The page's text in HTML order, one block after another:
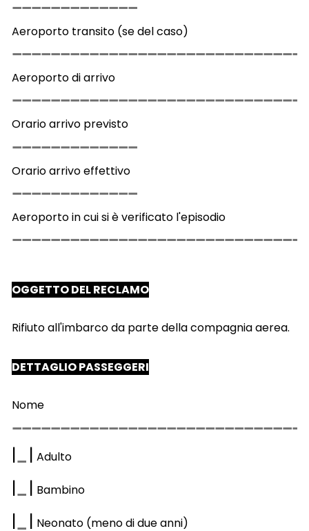
Aeroporto transito (se del caso)
Aeroporto di arrivo
Orario arrivo previsto
Orario arrivo effettivo
Aeroporto in cui si è verificato l'episodio
OGGETTO DEL RECLAMO
Rifiuto all'imbarco da parte della compagnia aerea.
DETTAGLIO PASSEGGERI
Nome
| | Adulto
| | Bambino
| | Neonato (meno di due anni)